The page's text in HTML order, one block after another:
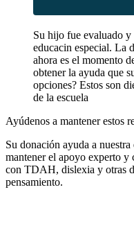
Su hijo fue evaluado y
educacin especial. La
ahora es el momento
obtener la ayuda que
opciones? Estos son
de la escuela
Ayúdenos a mantener estos
Su donación ayuda a
mantener el apoyo experto
con TDAH, dislexia y otras
pensamiento.